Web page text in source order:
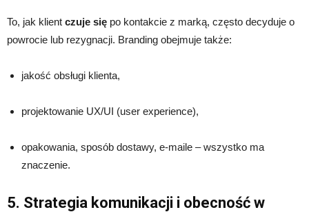
To, jak klient czuje się po kontakcie z marką, często decyduje o
powrocie lub rezygnacji. Branding obejmuje także:
jakość obsługi klienta,
projektowanie UX/UI (user experience),
opakowania, sposób dostawy, e-maile – wszystko ma
znaczenie.
5. Strategia komunikacji i obecność w